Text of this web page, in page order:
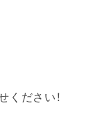
ださい！